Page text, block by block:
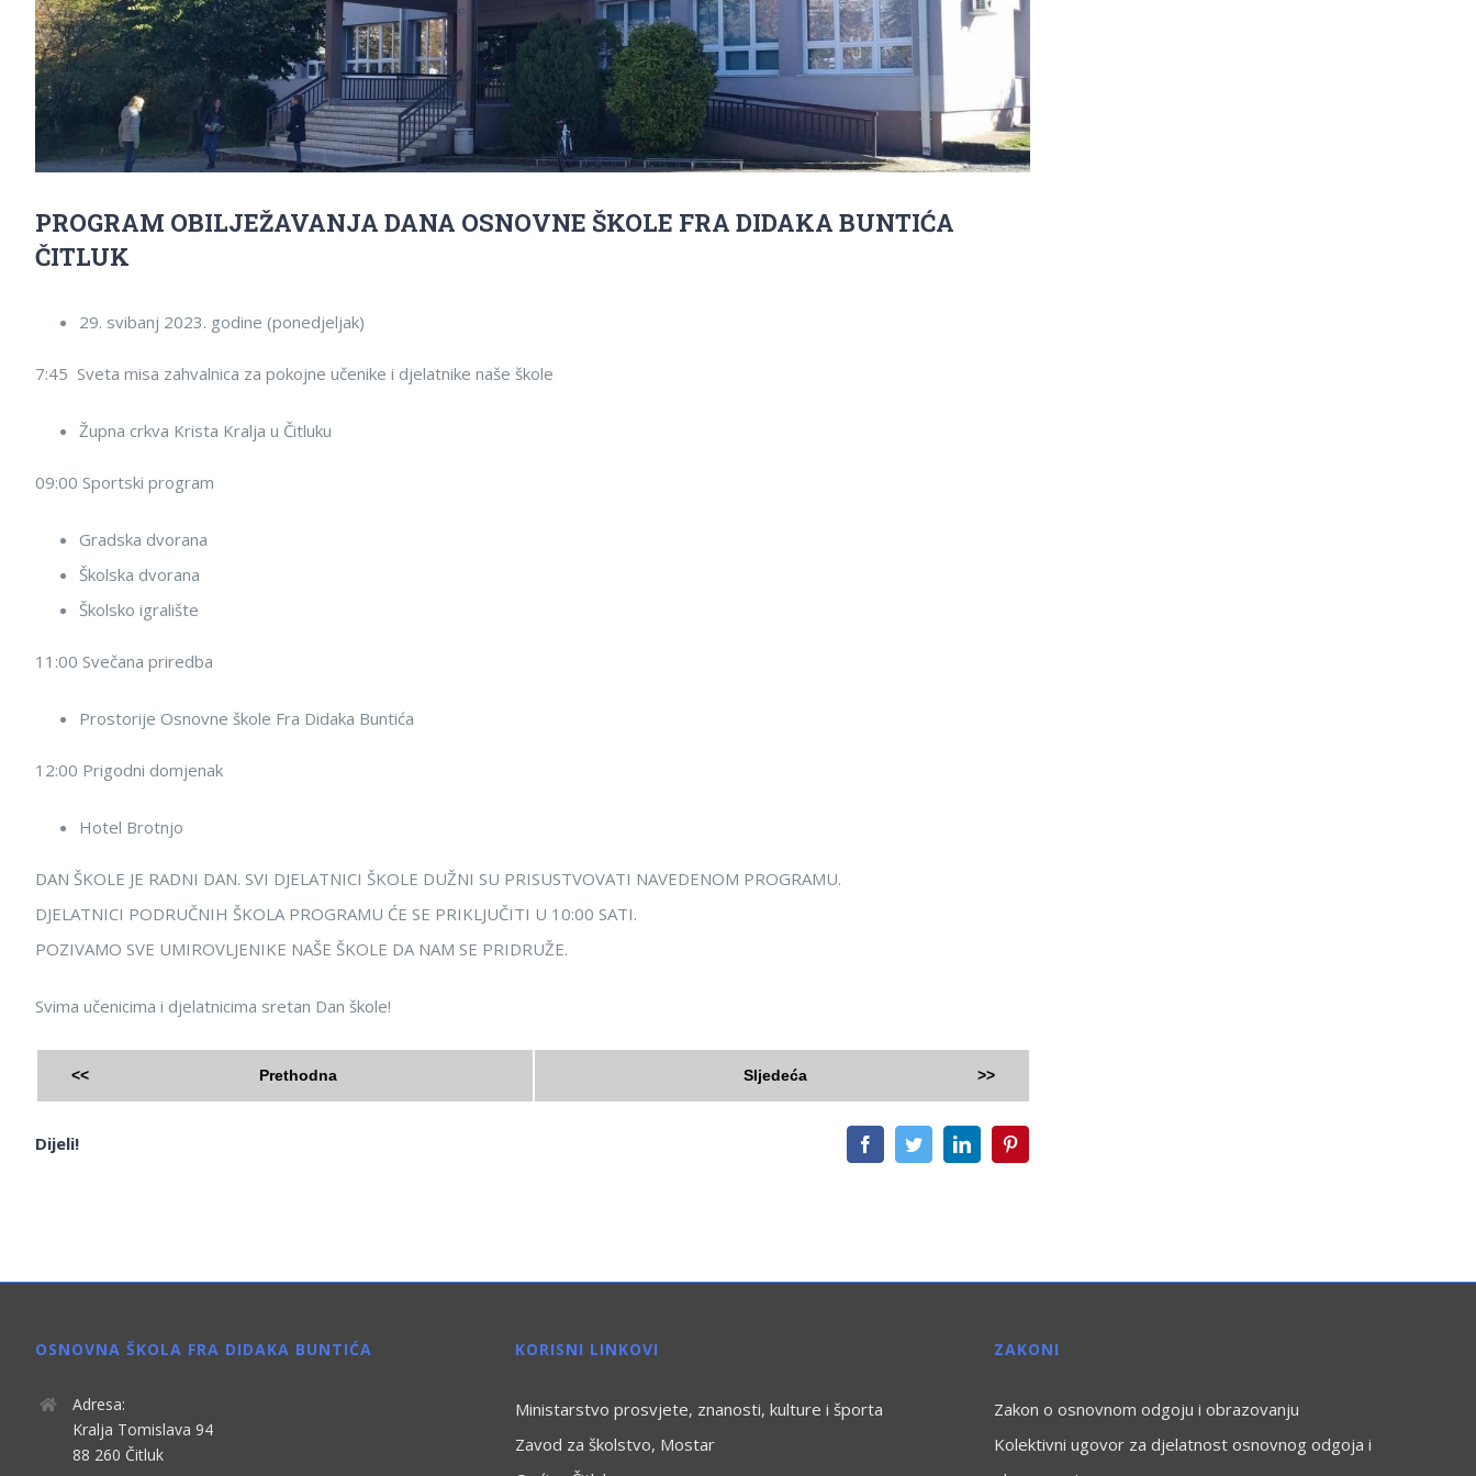
PROGRAM OBILJEŽAVANJA DANA OSNOVNE ŠKOLE FRA DIDAKA BUNTIĆA
ČITLUK
29. svibanj 2023. godine (ponedjeljak)
7:45 Sveta misa zahvalnica za pokojne učenike i djelatnike naše škole
Župna crkva Krista Kralja u Čitluku
09:00 Sportski program
Gradska dvorana
Školska dvorana
Školsko igralište
11:00 Svečana priredba
Prostorije Osnovne škole Fra Didaka Buntića
12:00 Prigodni domjenak
Hotel Brotnjo
DAN ŠKOLE JE RADNI DAN. SVI DJELATNICI ŠKOLE DUŽNI SU PRISUSTVOVATI NAVEDENOM PROGRAMU.
DJELATNICI PODRUČNIH ŠKOLA PROGRAMU ĆE SE PRIKLJUČITI U 10:00 SATI.
POZIVAMO SVE UMIROVLJENIKE NAŠE ŠKOLE DA NAM SE PRIDRUŽE.
Svima učenicima i djelatnicima sretan Dan škole!
<< Prethodna Sljedeća >>
Dijeli! FacebookTwitterLinkedIn
OSNOVNA ŠKOLA FRA DIDAKA BUNTIĆA
Adresa:
Kralja Tomislava 94
88 260 Čitluk
KORISNI LINKOVI
Ministarstvo prosvjete, znanosti, kulture i športa
Zavod za školstvo, Mostar
ZAKONI
Zakon o osnovnom odgoju i obrazovanju
Kolektivni ugovor za djelatnost osnovnog odgoja i